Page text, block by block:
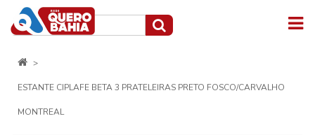
ESTANTE CIPLAFE BETA 3 PRATELEIRAS PRETO FOSCO/CARVALHO
MONTREAL